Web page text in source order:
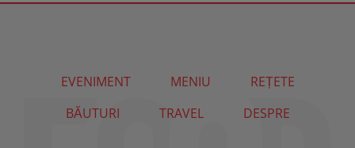
EVENIMENT MENIU
REȚETE
BĂUTURI
TRAVEL DESPRE